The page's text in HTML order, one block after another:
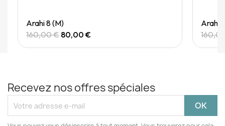
Arahi 8 (M)
160,00 € 80,00 €
Arahi
Recevez nos offres spéciales